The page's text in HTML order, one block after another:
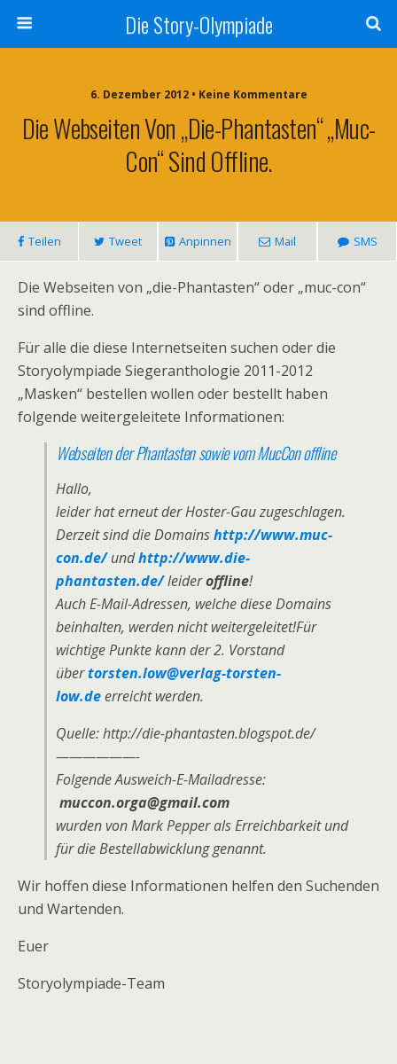
Die Story-Olympiade
6. Dezember 2012 • Keine Kommentare
Die Webseiten Von „die-Phantasten“ „muc-
Con“ Sind Offline.
Teilen Tweet Anpinnen Mail SMS
Die Webseiten von „die-Phantasten“ oder „muc-con“
sind offline.
Für alle die diese Internetseiten suchen oder die
Storyolympiade Siegeranthologie 2011-2012
„Masken“ bestellen wollen oder bestellt haben
folgende weitergeleitete Informationen:
Webseiten der Phantasten sowie vom MucCon offline
Hallo,
leider hat erneut der Hoster-Gau zugeschlagen.
Derzeit sind die Domainshttp://www.muc-
con.de/undhttp://www.die-
phantasten.de/leideroffline!
Auch E-Mail-Adressen, welche diese Domains
beinhalten, werden nicht weitergeleitet!Für
wichtige Punkte kann der 2. Vorstand
übertorsten.low@verlag-torsten-
low.deerreicht werden.
Quelle: http://die-phantasten.blogspot.de/
——————-
Folgende Ausweich-E-Mailadresse:
muccon.orga@gmail.com
wurden von Mark Pepper als Erreichbarkeit und
für die Bestellabwicklung genannt.
Wir hoffen diese Informationen helfen den Suchenden
und Wartenden.
Euer
Storyolympiade-Team